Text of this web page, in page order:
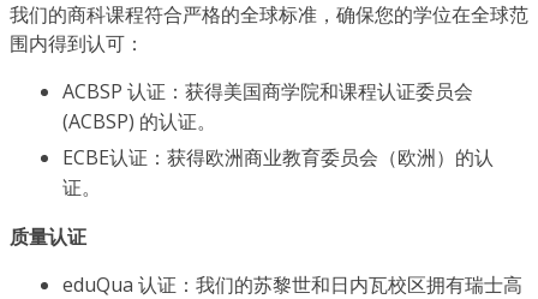
我们的商科课程符合严格的全球标准，确保您的学位在全球范
围内得到认可：
ACBSP 认证：获得美国商学院和课程认证委员会
(ACBSP) 的认证。
ECBE认证：获得欧洲商业教育委员会（欧洲）的认
证。
质量认证
eduQua 认证：我们的苏黎世和日内瓦校区拥有瑞士高